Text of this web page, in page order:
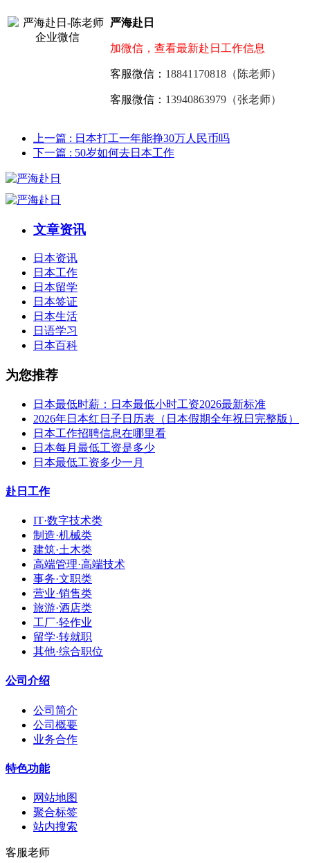
严海赴日
加微信，查看最新赴日工作信息
客服微信： 18841170818（陈老师）
客服微信： 13940863979（张老师）
上一篇 : 日本打工一年能挣30万人民币吗
下一篇 : 50岁如何去日本工作
文章资讯
日本资讯
日本工作
日本留学
日本签证
日本生活
日语学习
日本百科
为您推荐
日本最低时薪：日本最低小时工资2026最新标准
2026年日本红日子日历表（日本假期全年祝日完整版）
日本工作招聘信息在哪里看
日本每月最低工资是多少
日本最低工资多少一月
赴日工作
IT·数字技术类
制造·机械类
建筑·土木类
高端管理·高端技术
事务·文职类
营业·销售类
旅游·酒店类
工厂·轻作业
留学·转就职
其他·综合职位
公司介绍
公司简介
公司概要
业务合作
特色功能
网站地图
聚合标签
站内搜索
客服老师